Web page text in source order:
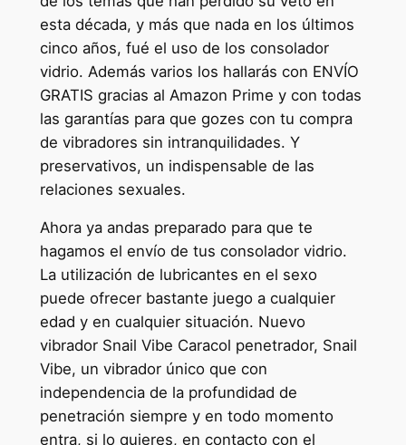
esta década, y más que nada en los últimos
cinco años, fué el uso de los consolador
vidrio. Además varios los hallarás con ENVÍO
GRATIS gracias al Amazon Prime y con todas
las garantías para que gozes con tu compra
de vibradores sin intranquilidades. Y
preservativos, un indispensable de las
relaciones sexuales.
Ahora ya andas preparado para que te
hagamos el envío de tus consolador vidrio.
La utilización de lubricantes en el sexo
puede ofrecer bastante juego a cualquier
edad y en cualquier situación. Nuevo
vibrador Snail Vibe Caracol penetrador, Snail
Vibe, un vibrador único que con
independencia de la profundidad de
penetración siempre y en todo momento
entra, si lo quieres, en contacto con el